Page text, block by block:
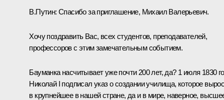
В.Путин: Спасибо за приглашение, Михаил Валерьевич.
Хочу поздравить Вас, всех студентов, преподавателей,
профессоров с этим замечательным событием.
Бауманка насчитывает уже почти 200 лет, да? 1 июля 1830
Николай I подписал указ о создании училища, которое
в крупнейшее в нашей стране, да и в мире, наверное,